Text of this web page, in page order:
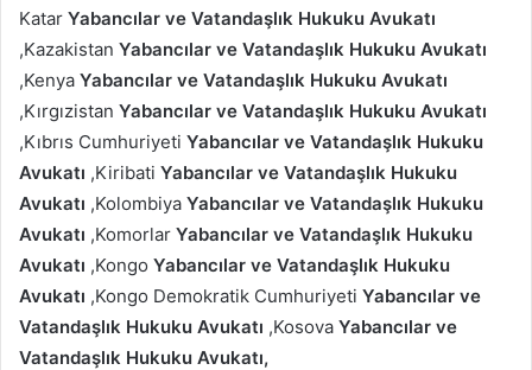
Katar Yabancılar ve Vatandaşlık Hukuku Avukatı
,Kazakistan Yabancılar ve Vatandaşlık Hukuku Avukatı
,Kenya Yabancılar ve Vatandaşlık Hukuku Avukatı
,Kırgızistan Yabancılar ve Vatandaşlık Hukuku Avukatı
,Kıbrıs Cumhuriyeti Yabancılar ve Vatandaşlık Hukuku
Avukatı ,Kiribati Yabancılar ve Vatandaşlık Hukuku
Avukatı ,Kolombiya Yabancılar ve Vatandaşlık Hukuku
Avukatı ,Komorlar Yabancılar ve Vatandaşlık Hukuku
Avukatı ,Kongo Yabancılar ve Vatandaşlık Hukuku
Avukatı ,Kongo Demokratik Cumhuriyeti Yabancılar ve
Vatandaşlık Hukuku Avukatı ,Kosova Yabancılar ve
Vatandaşlık Hukuku Avukatı,